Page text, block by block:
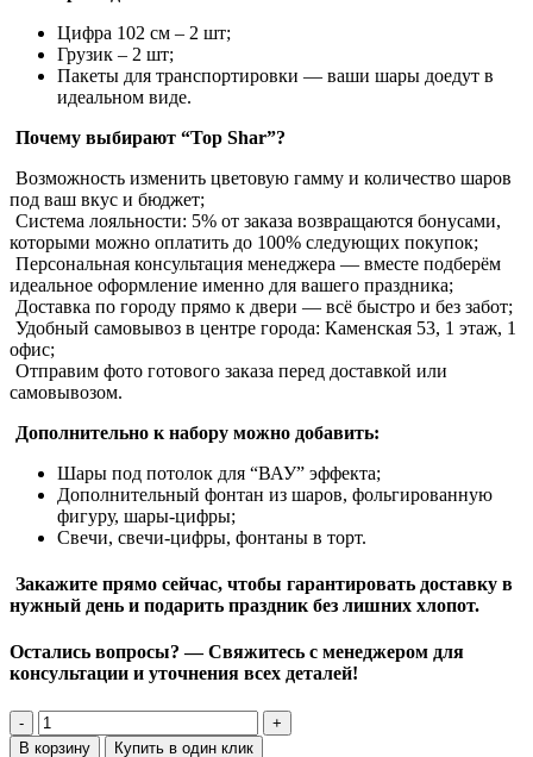
Цифра 102 см – 2 шт;
Грузик – 2 шт;
Пакеты для транспортировки — ваши шары доедут в
идеальном виде.
Почему выбирают “Top Shar”?
Возможность изменить цветовую гамму и количество шаров
под ваш вкус и бюджет;
Система лояльности: 5% от заказа возвращаются бонусами,
которыми можно оплатить до 100% следующих покупок;
Персональная консультация менеджера — вместе подберём
идеальное оформление именно для вашего праздника;
Доставка по городу прямо к двери — всё быстро и без забот;
Удобный самовывоз в центре города: Каменская 53, 1 этаж, 1
офис;
Отправим фото готового заказа перед доставкой или
самовывозом.
Дополнительно к набору можно добавить:
Шары под потолок для “ВАУ” эффекта;
Дополнительный фонтан из шаров, фольгированную
фигуру, шары-цифры;
Свечи, свечи-цифры, фонтаны в торт.
Закажите прямо сейчас, чтобы гарантировать доставку в
нужный день и подарить праздник без лишних хлопот.
Остались вопросы? — Свяжитесь с менеджером для
консультации и уточнения всех деталей!
Количество
товара
В корзину Купить в один клик